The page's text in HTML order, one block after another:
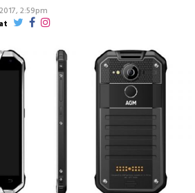
2:59pm